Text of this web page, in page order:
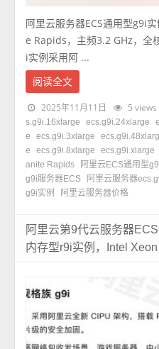
阿里云服务器ECS通用型g9i
e Rapids，主频3.2 GHz，全
i实例采用阿 ...
阅读全文
2025年11月11日 5 views
s.g9i.16xlarge
ecs.g9i.24xlarge
e
ecs.g9i.3xlarge
e
ecs.g9i.8xlarge ecs.g9i.xlarge
anite Rapids
阿里云ECS通用型
g9i服务器ECS
阿里云服务器
g9i实例
阿里云服务器价格
阿里云第9代云服务器
内存型r9i实例，Intel